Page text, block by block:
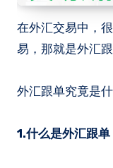
在外汇交易中，很多朋友没有充足的时间来做交易，但是有时候又不想错过行情，因此，会选用一种比较简单便捷的方式来做交
易，那就是外汇跟
外汇跟单究竟是
1.什么是外汇跟单